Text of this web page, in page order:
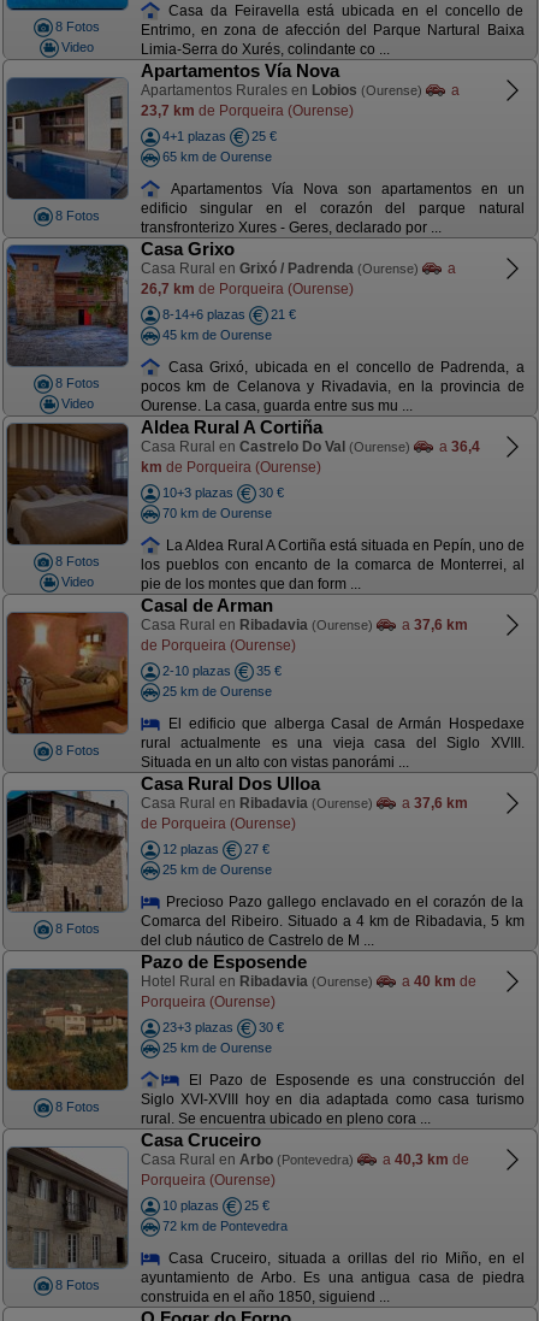
8 Fotos
Video
Casa da Feiravella está ubicada en el concello de
Entrimo, en zona de afección del Parque Nartural Baixa
Limia-Serra do Xurés, colindante co ...
8 Fotos
Apartamentos Vía Nova
Apartamentos Rurales en Lobios (Ourense)
a
23,7 km de Porqueira (Ourense)
4+1 plazas
25 €
65 km de Ourense
Apartamentos Vía Nova son apartamentos en un
edificio singular en el corazón del parque natural
transfronterizo Xures - Geres, declarado por ...
8 Fotos
Video
Casa Grixo
Casa Rural en Grixó / Padrenda (Ourense)
a
26,7 km de Porqueira (Ourense)
8-14+6 plazas
21 €
45 km de Ourense
Casa Grixó, ubicada en el concello de Padrenda, a
pocos km de Celanova y Rivadavia, en la provincia de
Ourense. La casa, guarda entre sus mu ...
8 Fotos
Video
Aldea Rural A Cortiña
Casa Rural en Castrelo Do Val (Ourense) a 36,4
km de Porqueira (Ourense)
10+3 plazas
30 €
70 km de Ourense
La Aldea Rural A Cortiña está situada en Pepín, uno de
los pueblos con encanto de la comarca de Monterrei, al
pie de los montes que dan form ...
8 Fotos
Casal de Arman
Casa Rural en Ribadavia (Ourense) a 37,6 km
de Porqueira (Ourense)
2-10 plazas
35 €
25 km de Ourense
El edificio que alberga Casal de Armán Hospedaxe
rural actualmente es una vieja casa del Siglo XVIII.
Situada en un alto con vistas panorámi ...
8 Fotos
Casa Rural Dos Ulloa
Casa Rural en Ribadavia (Ourense) a 37,6 km
de Porqueira (Ourense)
12 plazas
27 €
25 km de Ourense
Precioso Pazo gallego enclavado en el corazón de la
Comarca del Ribeiro. Situado a 4 km de Ribadavia, 5 km
del club náutico de Castrelo de M ...
8 Fotos
Pazo de Esposende
Hotel Rural en Ribadavia (Ourense) a 40 km de
Porqueira (Ourense)
23+3 plazas
30 €
25 km de Ourense
El Pazo de Esposende es una construcción del
Siglo XVI-XVIII hoy en dia adaptada como casa turismo
rural. Se encuentra ubicado en pleno cora ...
8 Fotos
Casa Cruceiro
Casa Rural en Arbo (Pontevedra) a 40,3 km de
Porqueira (Ourense)
10 plazas
25 €
72 km de Pontevedra
Casa Cruceiro, situada a orillas del rio Miño, en el
ayuntamiento de Arbo. Es una antigua casa de piedra
construida en el año 1850, siguiend ...